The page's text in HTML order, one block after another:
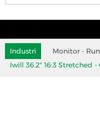
Industri
Monitor -
Iwill 36.2" 16:3 Stretched -